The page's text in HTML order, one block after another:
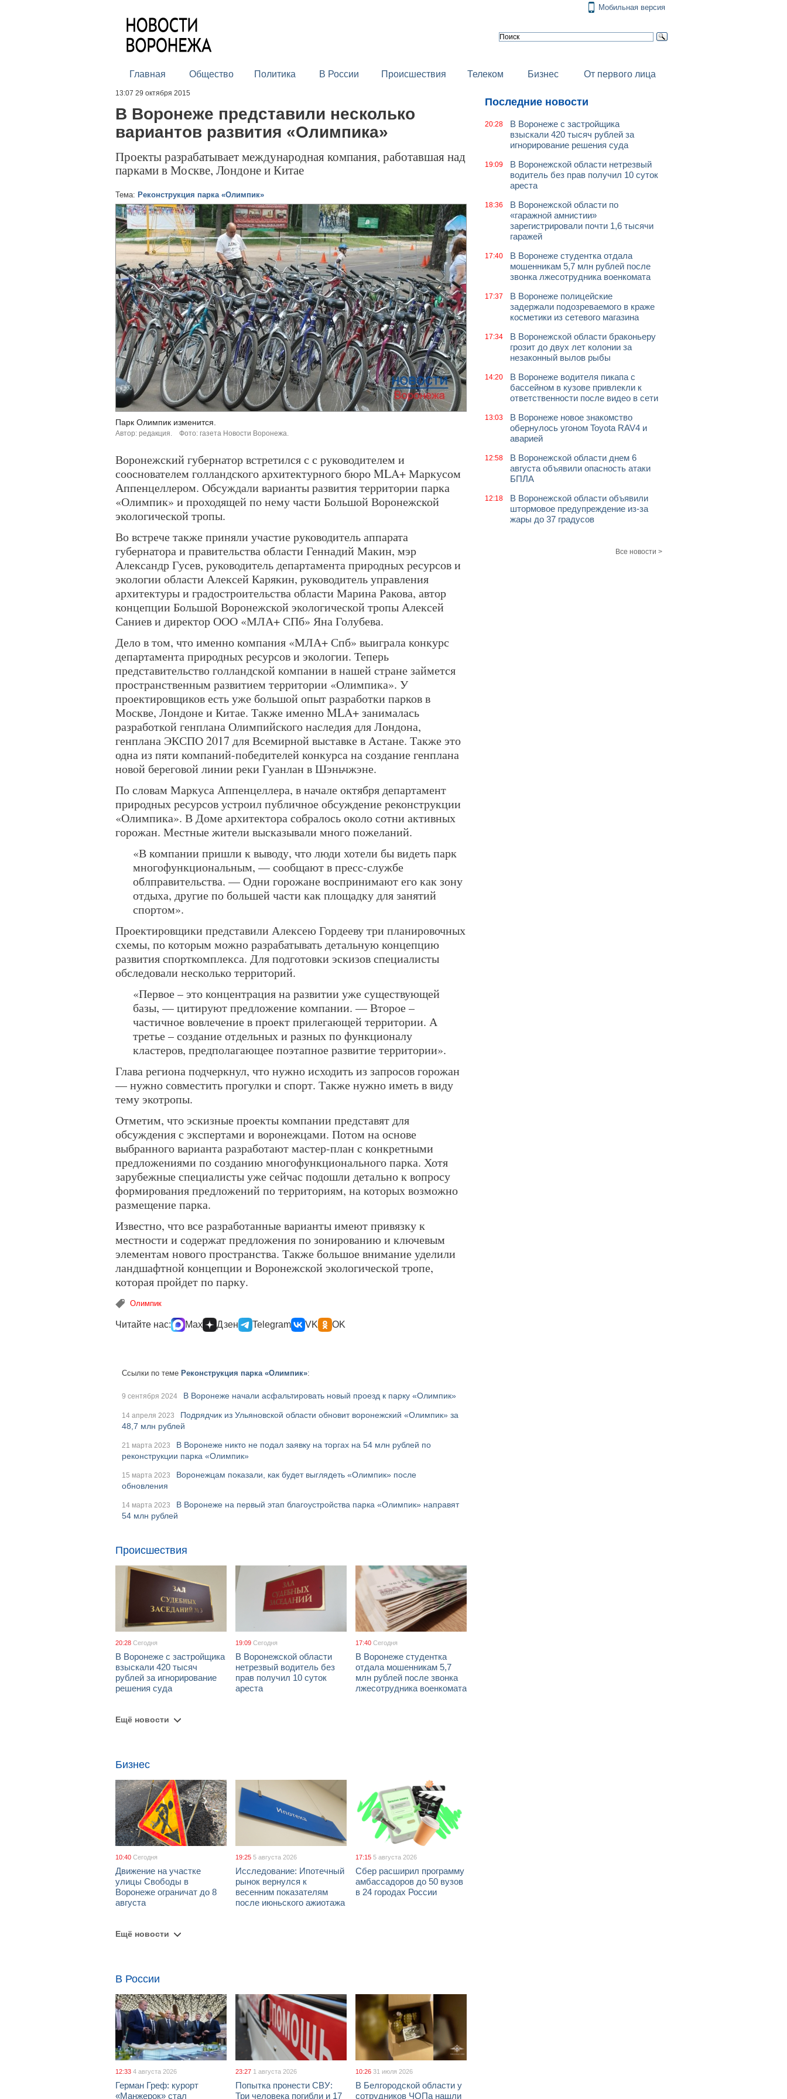
Мобильная версия
Главная Общество Политика В России Происшествия Телеком Бизнес От первого лица
13:07 29 октября 2015
В Воронеже представили несколько
вариантов развития «Олимпика»
Проекты разрабатывает международная компания, работавшая над
парками в Москве, Лондоне и Китае
Тема: Реконструкция парка «Олимпик»
Парк Олимпик изменится.
Автор: редакция. Фото: газета Новости Воронежа.
Воронежский губернатор встретился с с руководителем и
сооснователем голландского архитектурного бюро MLA+ Маркусом
Аппенцеллером. Обсуждали варианты развития территории парка
«Олимпик» и проходящей по нему части Большой Воронежской
экологической тропы.
Во встрече также приняли участие руководитель аппарата
губернатора и правительства области Геннадий Макин, мэр
Александр Гусев, руководитель департамента природных ресурсов и
экологии области Алексей Карякин, руководитель управления
архитектуры и градостроительства области Марина Ракова, автор
концепции Большой Воронежской экологической тропы Алексей
Саниев и директор ООО «МЛА+ СПб» Яна Голубева.
Дело в том, что именно компания «МЛА+ Спб» выиграла конкурс
департамента природных ресурсов и экологии. Теперь
представительство голландской компании в нашей стране займется
пространственным развитием территории «Олимпика». У
проектировщиков есть уже большой опыт разработки парков в
Москве, Лондоне и Китае. Также именно MLA+ занималась
разработкой генплана Олимпийского наследия для Лондона,
генплана ЭКСПО 2017 для Всемирной выставке в Астане. Также это
одна из пяти компаний-победителей конкурса на создание генплана
новой береговой линии реки Гуанлан в Шэньчжэне.
По словам Маркуса Аппенцеллера, в начале октября департамент
природных ресурсов устроил публичное обсуждение реконструкции
«Олимпика». В Доме архитектора собралось около сотни активных
горожан. Местные жители высказывали много пожеланий.
«В компании пришли к выводу, что люди хотели бы видеть парк
многофункциональным, — сообщают в пресс-службе
облправительства. — Одни горожане воспринимают его как зону
отдыха, другие по большей части как площадку для занятий
спортом».
Проектировщики представили Алексею Гордееву три планировочных
схемы, по которым можно разрабатывать детальную концепцию
развития спорткомплекса. Для подготовки эскизов специалисты
обследовали несколько территорий.
«Первое – это концентрация на развитии уже существующей
базы, — цитируют предложение компании. — Второе –
частичное вовлечение в проект прилегающей территории. А
третье – создание отдельных и разных по функционалу
кластеров, предполагающее поэтапное развитие территории».
Глава региона подчеркнул, что нужно исходить из запросов горожан
— нужно совместить прогулки и спорт. Также нужно иметь в виду
тему экотропы.
Отметим, что эскизные проекты компании представят для
обсуждения с экспертами и воронежцами. Потом на основе
выбранного варианта разработают мастер-план с конкретными
предложениями по созданию многофункционального парка. Хотя
зарубежные специалисты уже сейчас подошли детально к вопросу
формирования предложений по территориям, на которых возможно
размещение парка.
Известно, что все разработанные варианты имеют привязку к
местности и содержат предложения по зонированию и ключевым
элементам нового пространства. Также большое внимание уделили
ландшафтной концепции и Воронежской экологической тропе,
которая пройдет по парку.
Олимпик
Читайте нас: Max Дзен Telegram VK OK
Ссылки по теме Реконструкция парка «Олимпик»:
9 сентября 2024 В Воронеже начали асфальтировать новый проезд к парку «Олимпик»
14 апреля 2023
Подрядчик из Ульяновской области обновит воронежский «Олимпик» за
48,7 млн рублей
21 марта 2023
В Воронеже никто не подал заявку на торгах на 54 млн рублей по
реконструкции парка «Олимпик»
15 марта 2023
Воронежцам показали, как будет выглядеть «Олимпик» после
обновления
14 марта 2023
В Воронеже на первый этап благоустройства парка «Олимпик» направят
54 млн рублей
Происшествия
20:28 Сегодня
В Воронеже с застройщика
взыскали 420 тысяч
рублей за игнорирование
решения суда
19:09 Сегодня
В Воронежской области
нетрезвый водитель без
прав получил 10 суток
ареста
17:40 Сегодня
В Воронеже студентка
отдала мошенникам 5,7
млн рублей после звонка
лжесотрудника военкомата
Ещё новости
Бизнес
10:40 Сегодня
Движение на участке
улицы Свободы в
Воронеже ограничат до 8
августа
19:25 5 августа 2026
Исследование: Ипотечный
рынок вернулся к
весенним показателям
после июньского ажиотажа
17:15 5 августа 2026
Сбер расширил программу
амбассадоров до 50 вузов
в 24 городах России
Ещё новости
В России
12:33 4 августа 2026
Герман Греф: курорт
«Манжерок» стал
23:27 1 августа 2026
Попытка пронести СВУ:
Три человека погибли и 17
10:26 31 июля 2026
В Белгородской области у
сотрудников ЧОПа нашли
Последние новости
20:28
В Воронеже с застройщика
взыскали 420 тысяч рублей за
игнорирование решения суда
19:09
В Воронежской области нетрезвый
водитель без прав получил 10 суток
ареста
18:36
В Воронежской области по
«гаражной амнистии»
зарегистрировали почти 1,6 тысячи
гаражей
17:40
В Воронеже студентка отдала
мошенникам 5,7 млн рублей после
звонка лжесотрудника военкомата
17:37
В Воронеже полицейские
задержали подозреваемого в краже
косметики из сетевого магазина
17:34
В Воронежской области браконьеру
грозит до двух лет колонии за
незаконный вылов рыбы
14:20
В Воронеже водителя пикапа с
бассейном в кузове привлекли к
ответственности после видео в сети
13:03
В Воронеже новое знакомство
обернулось угоном Toyota RAV4 и
аварией
12:58
В Воронежской области днем 6
августа объявили опасность атаки
БПЛА
12:18
В Воронежской области объявили
штормовое предупреждение из-за
жары до 37 градусов
Все новости >